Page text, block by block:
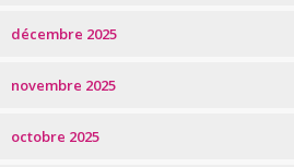
décembre 2025
novembre 2025
octobre 2025